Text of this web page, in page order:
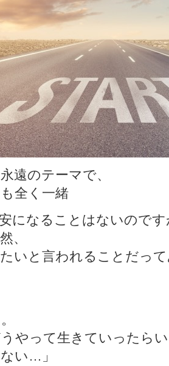
遠のテーマで、
全く一緒
になることはないのです
、
いと言われることだっ
やって生きていったら
い…」